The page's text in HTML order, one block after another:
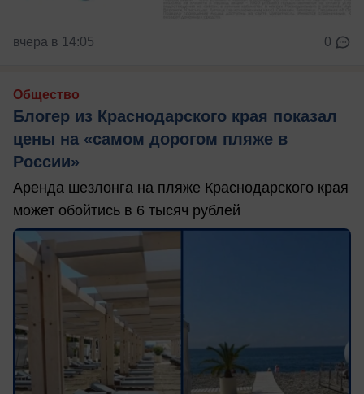
вчера в 14:05 0
Общество
Блогер из Краснодарского края показал
цены на «самом дорогом пляже в
России»
Аренда шезлонга на пляже Краснодарского края
может обойтись в 6 тысяч рублей